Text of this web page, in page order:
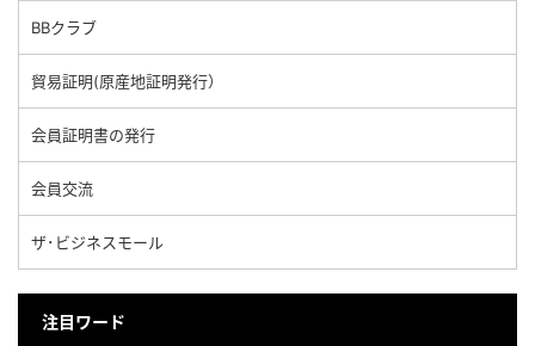
BBクラブ
貿易証明(原産地証明発行）
会員証明書の発行
会員交流
ザ･ビジネスモール
注目ワード